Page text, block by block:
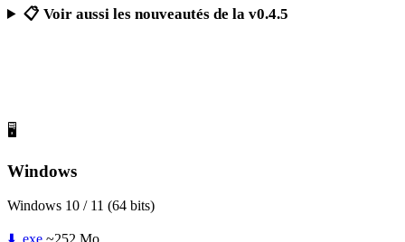
📋 Voir aussi les nouveautés de la v0.4.5
🖥️
Windows
Windows 10 / 11 (64 bits)